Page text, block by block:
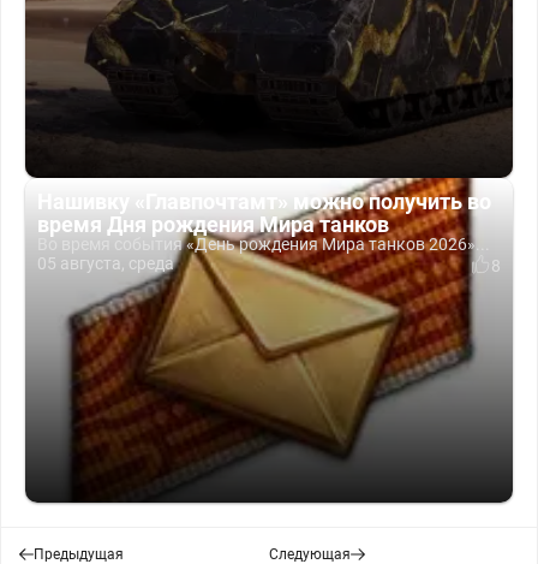
Нашивку «Главпочтамт» можно получить во
время Дня рождения Мира танков
Во время события «День рождения Мира танков 2026»...
05 августа, среда
8
Предыдущая
Следующая